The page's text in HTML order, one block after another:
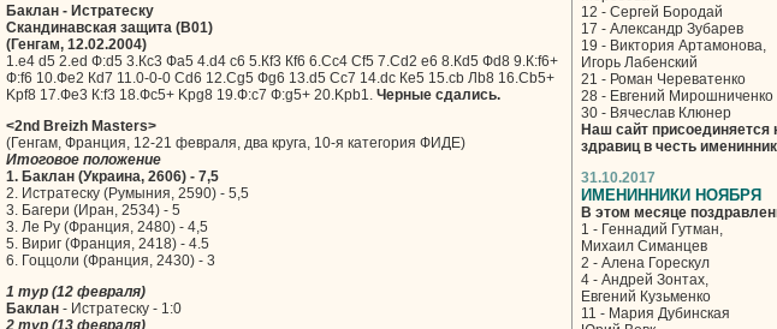
Баклан - Истратеску
Скандинавская защита (B01)
(Генгам, 12.02.2004)
1.e4 d5 2.ed Ф:d5 3.Кc3 Фa5 4.d4 c6 5.Кf3 Кf6 6.Сc4 Сf5 7.Сd2 e6 8.Кd5 Фd8 9.К:f6+
Ф:f6 10.Фe2 Кd7 11.0-0-0 Сd6 12.Сg5 Фg6 13.d5 Сc7 14.dc Кe5 15.cb Лb8 16.Сb5+
Kрf8 17.Фe3 К:f3 18.Фc5+ Kрg8 19.Ф:c7 Ф:g5+ 20.Kрb1. Черные сдались.
<2nd Breizh Masters>
(Генгам, Франция, 12-21 февраля, два круга, 10-я категория ФИДЕ)
Итоговое положение
1. Баклан (Украина, 2606) - 7,5
2. Истратеску (Румыния, 2590) - 5,5
3. Багери (Иран, 2534) - 5
3. Ле Ру (Франция, 2480) - 4,5
5. Вириг (Франция, 2418) - 4.5
6. Гоццоли (Франция, 2430) - 3
1 тур (12 февраля)
Баклан - Истратеску - 1:0
2 тур (13 февраля)
12 - Сергей Бородай
17 - Александр Зубарев
19 - Виктория Артамонова,
Игорь Лабенский
21 - Роман Череватенко
28 - Евгений Мирошниченко
30 - Вячеслав Клюнер
Наш сайт присоединяется
здравиц в честь
31.10.2017
ИМЕНИННИКИ НОЯБРЯ
В этом месяце
1 - Геннадий Гутман,
Михаил Симанцев
2 - Алена Горескул
4 - Андрей Зонтах,
Евгений Кузьменко
11 - Мария Дубинская